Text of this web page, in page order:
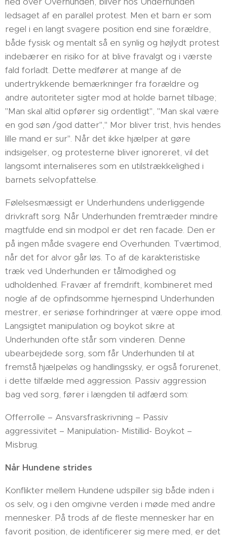
ledsaget af en parallel protest. Men et barn er som
regel i en langt svagere position end sine forældre,
både fysisk og mentalt så en synlig og højlydt protest
indebærer en risiko for at blive fravalgt og i værste
fald forladt. Dette medfører at mange af de
undertrykkende bemærkninger fra forældre og
andre autoriteter sigter mod at holde barnet tilbage;
"Man skal altid opfører sig ordentligt", "Man skal være
en god søn /god datter"," Mor bliver trist, hvis hendes
lille mand er sur". Når det ikke hjælper at gøre
indsigelser, og protesterne bliver ignoreret, vil det
langsomt internaliseres som en utilstrækkelighed i
barnets selvopfattelse.
Følelsesmæssigt er Underhundens underliggende
drivkraft sorg. Når Underhunden fremtræder mindre
magtfulde end sin modpol er det ren facade. Den er
på ingen måde svagere end Overhunden. Tværtimod,
når det for alvor går løs. To af de karakteristiske
træk ved Underhunden er tålmodighed og
udholdenhed. Fravær af fremdrift, kombineret med
nogle af de opfindsomme hjernespind Underhunden
mestrer, er seriøse forhindringer at være oppe imod.
Langsigtet manipulation og boykot sikre at
Underhunden ofte står som vinderen. Denne
ubearbejdede sorg, som får Underhunden til at
fremstå hjælpeløs og handlingssky, er også forurenet,
i dette tilfælde med aggression. Passiv aggression
bag ved sorg, fører i længden til adfærd som:
Offerrolle – Ansvarsfraskrivning – Passiv
aggressivitet – Manipulation- Mistillid- Boykot –
Misbrug.
Når Hundene strides
Konflikter mellem Hundene udspiller sig både inden i
os selv, og i den omgivne verden i møde med andre
mennesker. På trods af de fleste mennesker har en
favorit position, de identificerer sig mere med, er det